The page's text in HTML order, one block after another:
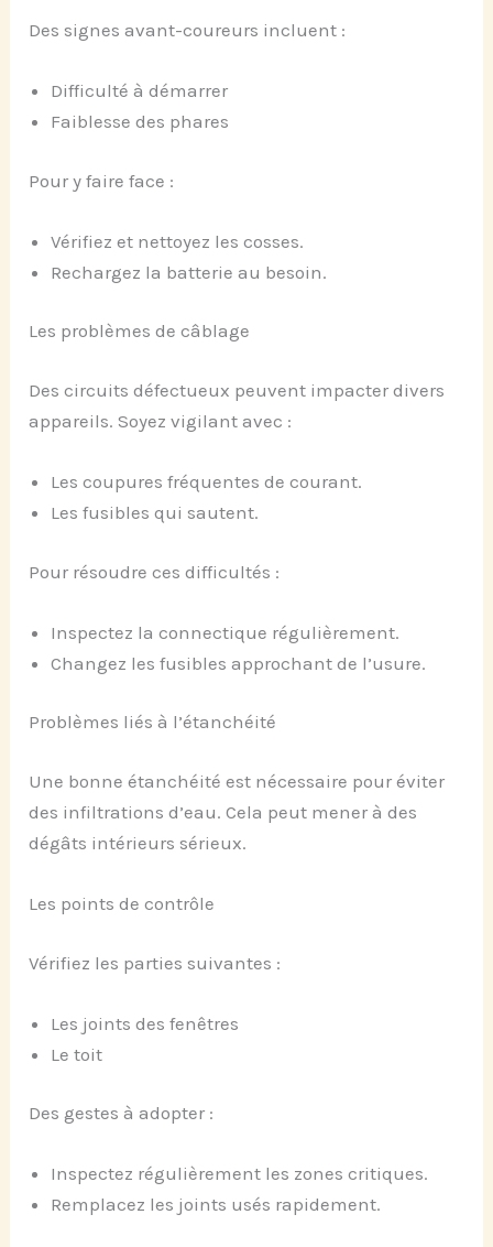
Des signes avant-coureurs incluent :
Difficulté à démarrer
Faiblesse des phares
Pour y faire face :
Vérifiez et nettoyez les cosses.
Rechargez la batterie au besoin.
Les problèmes de câblage
Des circuits défectueux peuvent impacter divers
appareils. Soyez vigilant avec :
Les coupures fréquentes de courant.
Les fusibles qui sautent.
Pour résoudre ces difficultés :
Inspectez la connectique régulièrement.
Changez les fusibles approchant de l’usure.
Problèmes liés à l’étanchéité
Une bonne étanchéité est nécessaire pour éviter
des infiltrations d’eau. Cela peut mener à des
dégâts intérieurs sérieux.
Les points de contrôle
Vérifiez les parties suivantes :
Les joints des fenêtres
Le toit
Des gestes à adopter :
Inspectez régulièrement les zones critiques.
Remplacez les joints usés rapidement.